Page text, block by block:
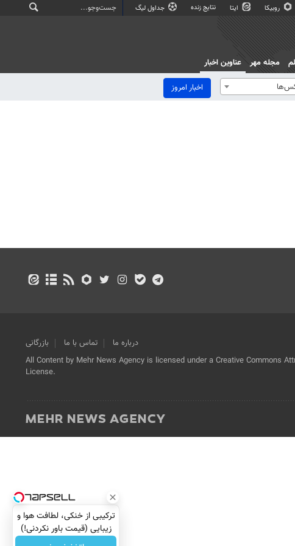
روبیکا ایتا نتایج زنده جداول لیگ
مجله مهر
عناوین اخبار
اخبار امروز
درباره ما تماس با ما
بازرگانی
All Content by Mehr News Agency is licensed under a Creative Commons
License.
ترکیبی از خنکی، لطافت هوا و
زیبایی (قیمت باور نکردنی!)